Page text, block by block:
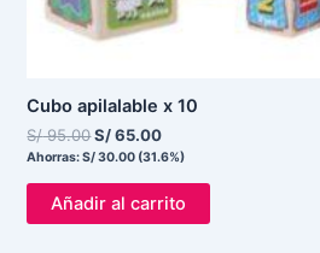
Cubo apilalable x 10
S/95.00S/65.00
Ahorras:S/30.00 (31.6%)
Añadir al carrito